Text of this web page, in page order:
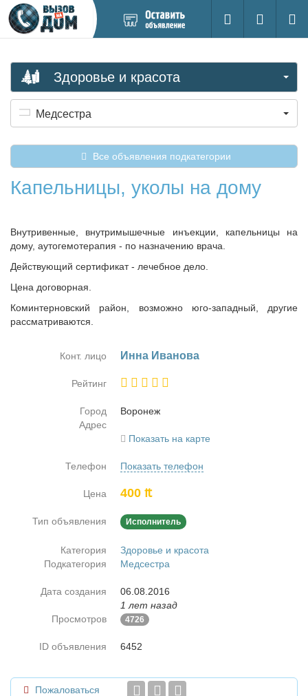
новое
Поиск
Вход на
Здоровье и красота
Медсестра
Все объявления подкатегории
Капельницы, уколы на дому
Внутривенные, внутримышечные инъекции, капельницы на
дому, аутогемотерапия - по назначению врача.
Действующий сертификат - лечебное дело.
Цена договорная.
Коминтерновский район, возможно юго-западный, другие
рассматриваются.
Конт. лицо Ин­на Ива­но­ва
Рейтинг
Город
Во­ро­неж
Адрес
Показать на карте
Телефон Показать телефон
Цена 400 ₶
Тип объявления Исполнитель
Категория
Здоровье и красота
Подкатегория
Медсестра
Дата создания
06.08.2016
1 лет назад
Просмотров
4726
ID объявления 6452
Пожаловаться